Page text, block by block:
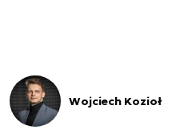
Wojciech Kozioł